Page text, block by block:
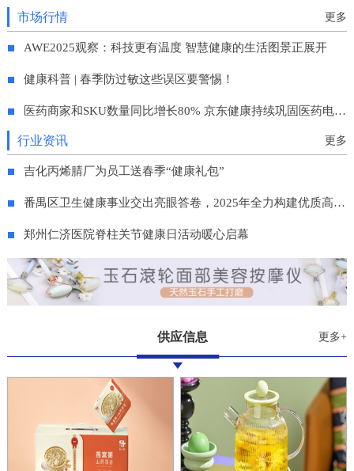
市场行情 更多
AWE2025观察：科技更有温度 智慧健康的生活图景正展开
健康科普 | 春季防过敏这些误区要警惕！
医药商家和SKU数量同比增长80% 京东健康持续巩固医药电商领先地位
行业资讯 更多
吉化丙烯腈厂为员工送春季“健康礼包”
番禺区卫生健康事业交出亮眼答卷，2025年全力构建优质高效服务体系
郑州仁济医院脊柱关节健康日活动暖心启幕
供应信息 更多+